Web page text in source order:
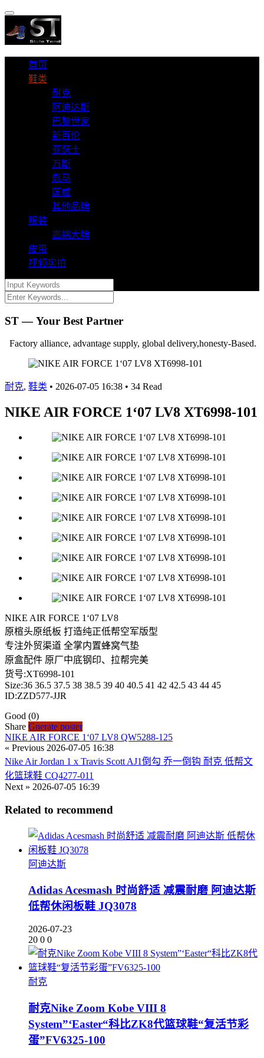
首页
鞋类
耐克
阿迪达斯
巴黎世家
新百伦
亚瑟士
万斯
彪马
匡威
其他品牌
服装
高端大牌
皮带
视频实拍
ST — Your Best Partner
Factory alliance, advantage supply, global delivery,honesty-Based.
耐克, 鞋类 • 2026-07-05 16:38 • 34 Read
NIKE AIR FORCE 1‘07 LV8 XT6998-101
NIKE AIR FORCE 1‘07 LV8
原楦头原纸板 打造纯正低帮空军版型
专注外贸渠道 全掌内置蜂窝气垫
原盒配件 原厂中底钢印、拉帮完美
货号:XT6998-101
Size:36 36.5 37.5 38 38.5 39 40 40.5 41 42 42.5 43 44 45
ID:ZZD577-JJR
Good (0)
Share Gnerate poster
NIKE AIR FORCE 1‘07 LV8 QW5288-125
« Previous 2026-07-05 16:38
Nike Air Jordan 1 x Travis Scott AJ1倒勾 乔一倒钩 耐克 低帮文
化篮球鞋 CQ4277-011
Next » 2026-07-05 16:39
Related to recommend
阿迪达斯
Adidas Acesmash 时尚舒适 减震耐磨 阿迪达斯
低帮休闲板鞋 JQ3078
2026-07-23
20 0 0
耐克
耐克Nike Zoom Kobe VIII 8
System”‘Easter“科比ZK8代篮球鞋“复活节彩
蛋”FV6325-100